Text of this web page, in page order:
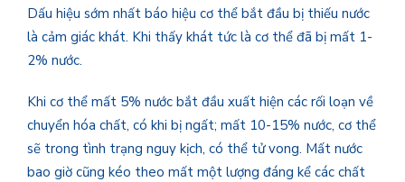
Dấu hiệu sớm nhất báo hiệu cơ thể bắt đầu bị thiếu nước
là cảm giác khát. Khi thấy khát tức là cơ thể đã bị mất 1-
2% nước.
Khi cơ thể mất 5% nước bắt đầu xuất hiện các rối loạn về
chuyển hóa chất, có khi bị ngất; mất 10-15% nước, cơ thể
sẽ trong tình trạng nguy kịch, có thể tử vong. Mất nước
bao giờ cũng kéo theo mất một lượng đáng kể các chất